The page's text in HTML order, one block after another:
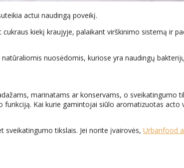
actui naudingą poveikį.
kiekį kraujyje, palaikant virškinimo sistemą ir
nuosėdomis, kuriose yra naudingų
marinatams ar konservams, o sveikatingumo
Kai kurie gamintojai siūlo aromatizuotas acto
tikslais. Jei norite įvairovės, Urbanfood